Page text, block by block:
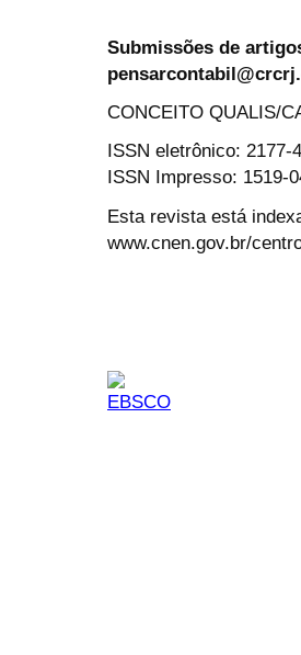
Submissões de
CONCEITO QUALIS/
ISSN eletrônico: 2177-
ISSN Impresso: 1519-
Esta revista está
www.cnen.gov.br/